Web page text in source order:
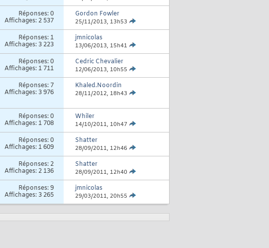
Réponses:0
Affichages: 2 537
Gordon Fowler
25/11/2013, 13h53
Réponses: 1
Affichages: 3 223
jmnicolas
13/06/2013, 15h41
Réponses:0
Affichages: 1 711
Cedric Chevalier
12/06/2013, 10h55
Réponses: 7
Affichages: 3 976
Khaled.Noordin
28/11/2012, 18h43
Réponses:0
Affichages: 1 708
Whiler
14/10/2011, 10h47
Réponses:0
Affichages: 1 609
Shatter
28/09/2011, 12h46
Réponses: 2
Affichages: 2 136
Shatter
28/09/2011, 12h40
Réponses:9
Affichages: 3 265
jmnicolas
29/03/2011, 20h55